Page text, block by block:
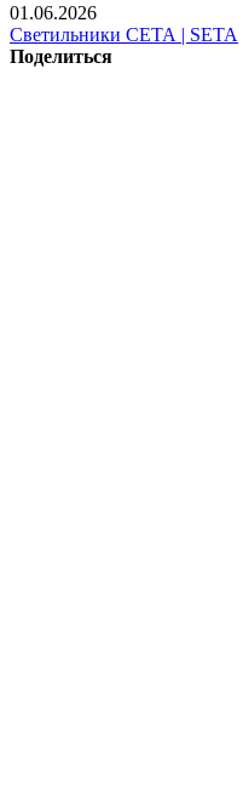
01.06.2026
Светильники СЕТА | SETA
Поделиться